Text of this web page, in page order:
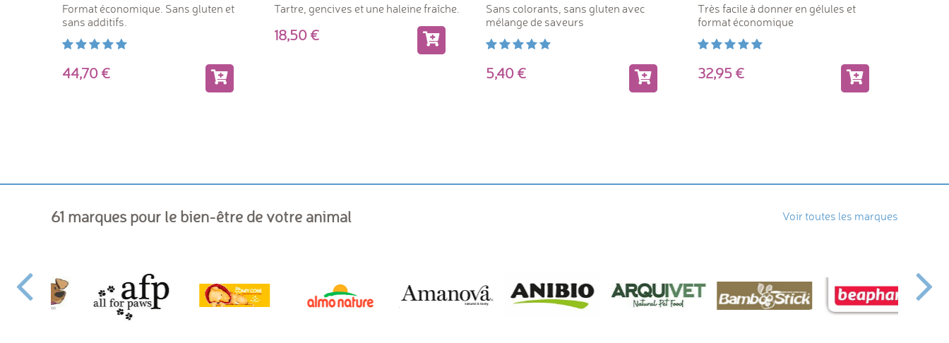
Format économique. Sans gluten et
sans additifs.
44,70
Tartre, gencives et une haleine fraîche.
18,50
Sans colorants, sans gluten avec
mélange de saveurs
5,40
Très facile à donner en gélules et
format économique
32,95
61 marques pour le bien-être de votre animal Voir toutes les marques